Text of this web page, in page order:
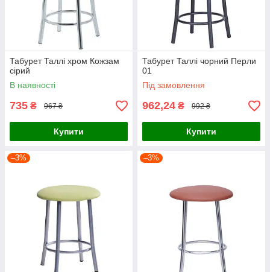
Табурет Таллі хром Кожзам
сірий
В наявності
735 ₴ 967 ₴
Купити
Табурет Таллі чорний Перли
01
Під замовлення
962,24 ₴ 992 ₴
Купити
–3% –3%